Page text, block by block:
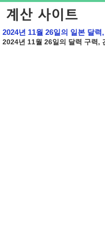
2024년 11월 26일의 일본 달
2024년 11월 26일의 달력 구력,